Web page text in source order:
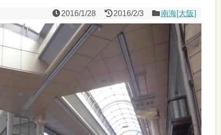
2016/1/28 2016/2/3 南海[大阪]